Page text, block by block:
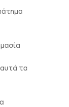
αυτά τα